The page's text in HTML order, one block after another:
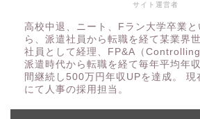
サイト運営者
高校中退、ニート、Fラン大学卒業
ら、派遣社員から転職を経て某業界
社員として経理、FP&A（Controlling
派遣時代から転職を経て毎年平均年
間継続し500万円年収UPを達成。 現
にて人事の採用担当。